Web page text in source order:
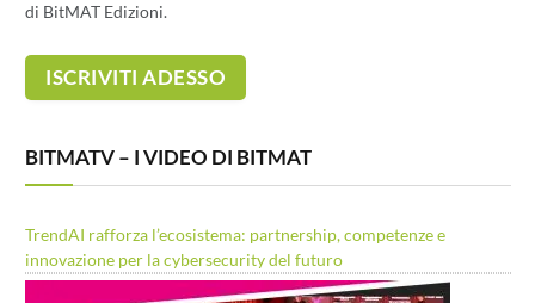
di BitMAT Edizioni.
BITMATV – I VIDEO DI BITMAT
TrendAI rafforza l’ecosistema: partnership, competenze e
innovazione per la cybersecurity del futuro